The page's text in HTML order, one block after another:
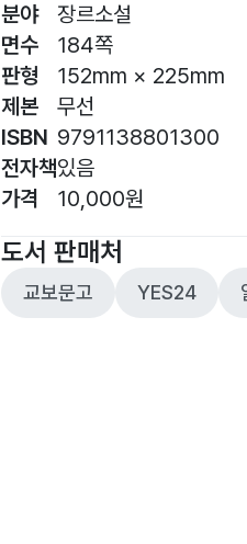
분야
면수
판형
제본
ISBN
전자책
가격
장르소설
184쪽
152mm × 225mm
무선
9791138801300
있음
10,000원
도서 판매처
교보문고 YES24